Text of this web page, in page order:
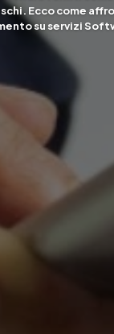
Ecco come
su servizi